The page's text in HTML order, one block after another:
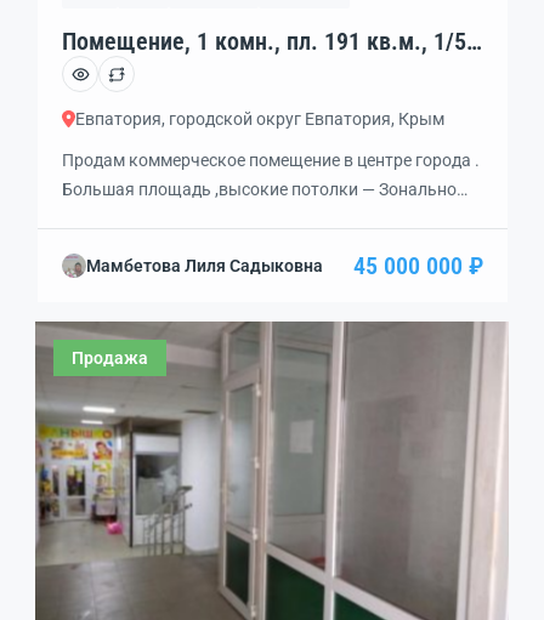
Помещение, 1 комн., пл. 191 кв.м., 1/5
эт., код: 462136
Евпатория, городской округ Евпатория, Крым
Продам коммерческое помещение в центре города .
Большая площадь ,высокие потолки — Зонально
транспотрная развязка — рядом парк для прогулок
удобное для Вас время .
Мамбетова Лиля Садыковна 45 000 000 ₽
Продажа